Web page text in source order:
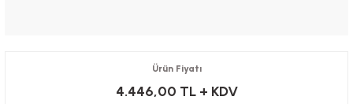
Ürün Fiyatı
4.446,00 TL + KDV